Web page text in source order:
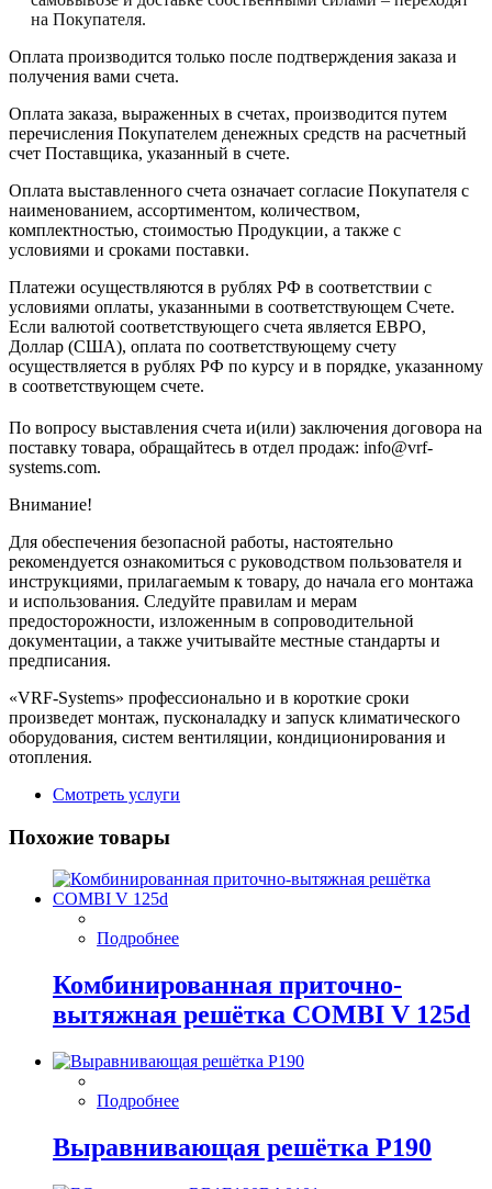
на Покупателя.
Оплата производится только после подтверждения заказа и
получения вами счета.
Оплата заказа, выраженных в счетах, производится путем
перечисления Покупателем денежных средств на расчетный
счет Поставщика, указанный в счете.
Оплата выставленного счета означает согласие Покупателя с
наименованием, ассортиментом, количеством,
комплектностью, стоимостью Продукции, а также с
условиями и сроками поставки.
Платежи осуществляются в рублях РФ в соответствии с
условиями оплаты, указанными в соответствующем Счете.
Если валютой соответствующего счета является ЕВРО,
Доллар (США), оплата по соответствующему cчету
осуществляется в рублях РФ по курсу и в порядке, указанному
в соответствующем cчете.
По вопросу выставления счета и(или) заключения договора на
поставку товара, обращайтесь в отдел продаж: info@vrf-
systems.com.
Внимание!
Для обеспечения безопасной работы, настоятельно
рекомендуется ознакомиться с руководством пользователя и
инструкциями, прилагаемым к товару, до начала его монтажа
и использования. Следуйте правилам и мерам
предосторожности, изложенным в сопроводительной
документации, а также учитывайте местные стандарты и
предписания.
«VRF-Systems» профессионально и в короткие сроки
произведет монтаж, пусконаладку и запуск климатического
оборудования, систем вентиляции, кондиционирования и
отопления.
Смотреть услуги
Похожие товары
Подробнее
Комбинированная приточно-
вытяжная решётка COMBI V 125d
Подробнее
Выравнивающая решётка P190